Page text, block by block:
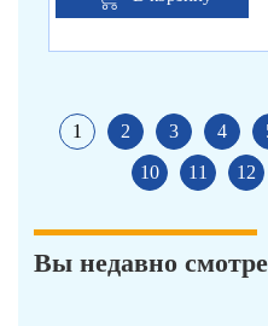
1 2 3 4
10
11 12
Вы недавно